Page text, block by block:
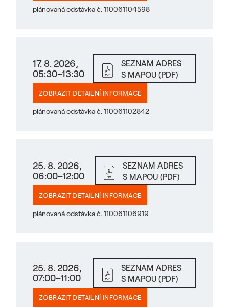
plánovaná odstávka č. 110061104598
17. 8. 2026,
05:30–13:30
SEZNAM ADRES
S MAPOU (PDF)
ZOBRAZIT DETAILNÍ INFORMACE
plánovaná odstávka č. 110061102842
25. 8. 2026,
06:00–12:00
SEZNAM ADRES
S MAPOU (PDF)
ZOBRAZIT DETAILNÍ INFORMACE
plánovaná odstávka č. 110061106919
25. 8. 2026,
07:00–11:00
SEZNAM ADRES
S MAPOU (PDF)
ZOBRAZIT DETAILNÍ INFORMACE